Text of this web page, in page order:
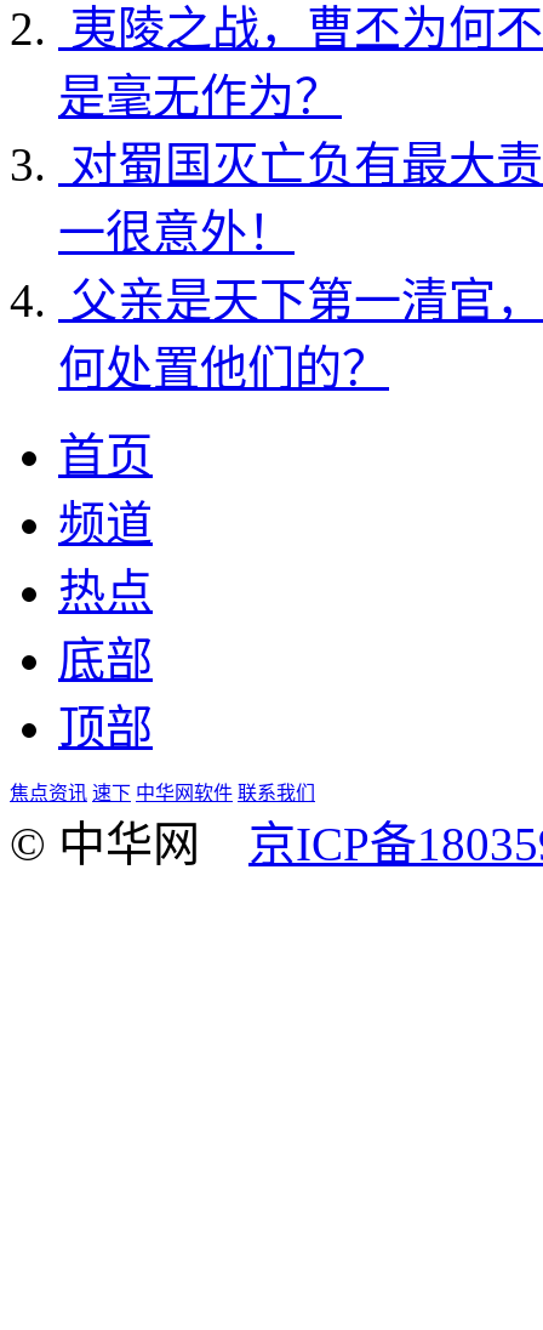
夷陵之战，曹丕为何
是毫无作为？
对蜀国灭亡负有最大
一很意外！
父亲是天下第一清官
何处置他们的？
首页
频道
热点
底部
顶部
焦点资讯 速下 中华网软件 联系我们
© 中华网 京ICP备